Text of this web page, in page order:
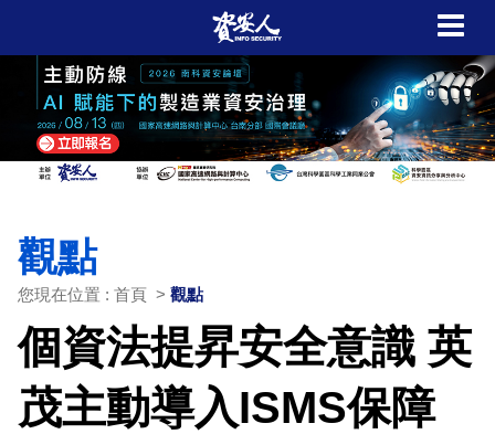
觀點
您現在位置 : 首頁 > 觀點
個資法提昇安全意識 英
茂主動導入ISMS保障